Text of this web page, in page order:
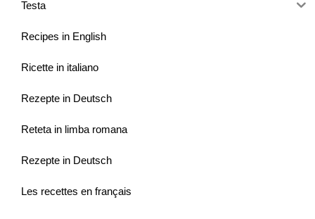
Testa
Recipes in English
Ricette in italiano
Rezepte in Deutsch
Reteta in limba romana
Rezepte in Deutsch
Les recettes en français